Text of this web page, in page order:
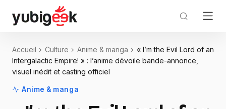
Accueil Culture Anime & manga
« I’m the Evil Lord of an
Intergalactic Empire! » : l’anime dévoile bande-annonce,
visuel inédit et casting officiel
Anime & manga